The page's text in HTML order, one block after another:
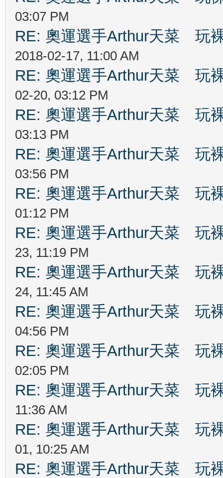
03:07 PM
RE: 奧運選手Arthur天菜 玩
2018-02-17, 11:00 AM
RE: 奧運選手Arthur天菜 玩
02-20, 03:12 PM
RE: 奧運選手Arthur天菜 玩
03:13 PM
RE: 奧運選手Arthur天菜 玩
03:56 PM
RE: 奧運選手Arthur天菜 玩
01:12 PM
RE: 奧運選手Arthur天菜 玩
23, 11:19 PM
RE: 奧運選手Arthur天菜 玩
24, 11:45 AM
RE: 奧運選手Arthur天菜 玩
04:56 PM
RE: 奧運選手Arthur天菜 玩
02:05 PM
RE: 奧運選手Arthur天菜 玩
11:36 AM
RE: 奧運選手Arthur天菜 玩
01, 10:25 AM
RE: 奧運選手Arthur天菜 玩